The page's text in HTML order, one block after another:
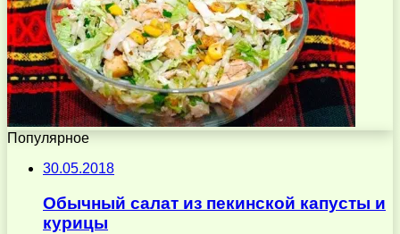
Популярное
30.05.2018
Обычный салат из пекинской капусты и
курицы